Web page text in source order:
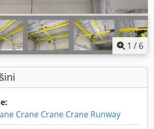
1 / 6
Crane Crane Crane Runway